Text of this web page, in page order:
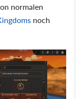
normalen
noch